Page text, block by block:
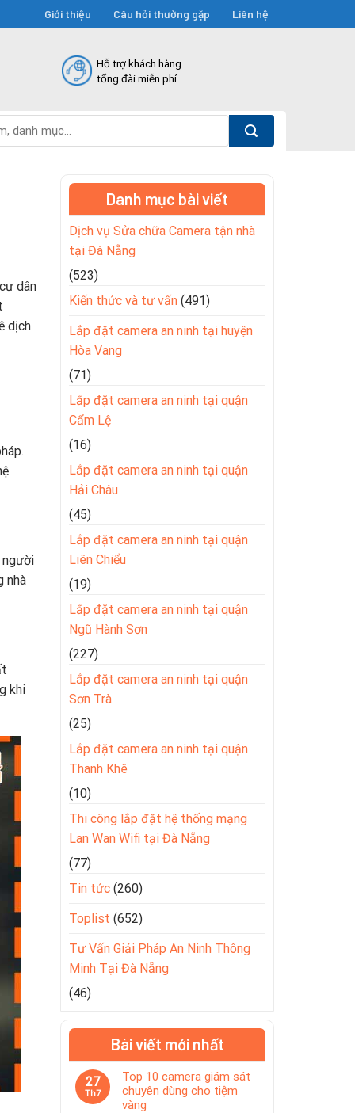
Giới thiệu Câu hỏi thường gặp Liên hệ
Hỗ trợ khách hàng
tổng đài miễn phí
dân
dịch
người
nhà
khi
Danh mục bài viết
Dịch vụ Sửa chữa Camera tận nhà
tại Đà Nẵng
(523)
Kiến thức và tư vấn (491)
Lắp đặt camera an ninh tại huyện
Hòa Vang
(71)
Lắp đặt camera an ninh tại quận
Cẩm Lệ
(16)
Lắp đặt camera an ninh tại quận
Hải Châu
(45)
Lắp đặt camera an ninh tại quận
Liên Chiểu
(19)
Lắp đặt camera an ninh tại quận
Ngũ Hành Sơn
(227)
Lắp đặt camera an ninh tại quận
Sơn Trà
(25)
Lắp đặt camera an ninh tại quận
Thanh Khê
(10)
Thi công lắp đặt hệ thống mạng
Lan Wan Wifi tại Đà Nẵng
(77)
Tin tức (260)
Toplist (652)
Tư Vấn Giải Pháp An Ninh Thông
Minh Tại Đà Nẵng
(46)
Bài viết mới nhất
27
Th7
Top 10 camera giám sát
chuyên dùng cho tiệm
vàng